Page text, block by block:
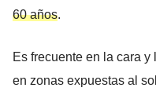
60 años.
Es frecuente en la cara
en zonas expuestas al